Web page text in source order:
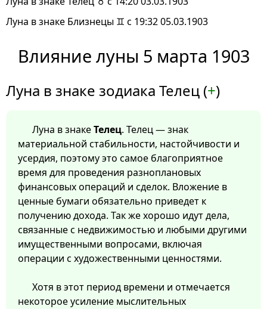
Луна в знаке Близнецы ♊ с 19:32 05.03.1903
Влияние луны 5 марта 1903
Луна в знаке зодиака Телец (+)
Луна в знакеТелец. Телец — знак
материальной стабильности, настойчивости и
усердия, поэтому это самое благоприятное
время для проведения разноплановых
финансовых операций и сделок. Вложение в
ценные бумаги обязательно приведет к
получению дохода. Так же хорошо идут дела,
связанные с недвижимостью и любыми другими
имущественными вопросами, включая
операции с художественными ценностями.
Хотя в этот период времени и отмечается
некоторое усиление мыслительных